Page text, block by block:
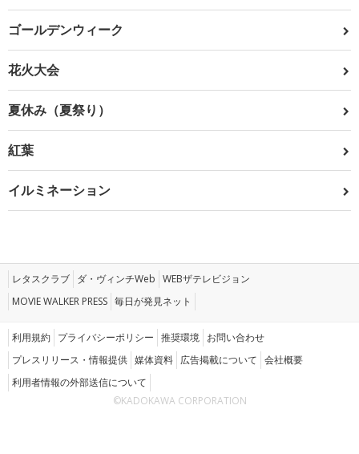
ゴールデンウィーク
花火大会
夏休み（夏祭り）
紅葉
イルミネーション
レタスクラブ ダ・ヴィンチWeb WEBザテレビジョン
MOVIE WALKER PRESS 毎日が発見ネット
利用規約 プライバシーポリシー 推奨環境 お問い合わせ
プレスリリース・情報提供 媒体資料 広告掲載について 会社概要
利用者情報の外部送信について
©KADOKAWA CORPORATION